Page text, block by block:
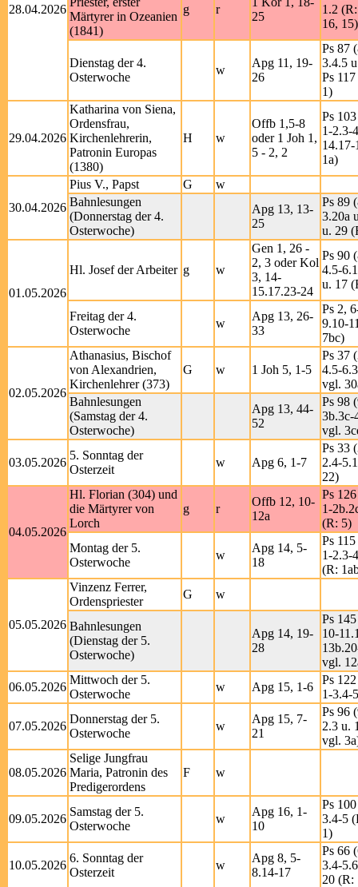
28.04.2026
Märtyrer in Ozeanien
(1841)
g r
25
1.2
16, 15)
Dienstag der 4.
Osterwoche
w
Apg 11, 19-
26
Ps 87
3.4.5
Ps
1)
29.04.2026
Katharina von Siena,
Ordensfrau,
Kirchenlehrerin,
Patronin Europas
(1380)
H w
Offb 1,5-8
oder 1 Joh 1,
5 - 2, 2
Ps
1-2.3-
14.17-
1a)
30.04.2026
Pius V., Papst G
w
Bahnlesungen
(Donnerstag der 4.
Osterwoche)
Apg 13, 13-
25
Ps 89
3.20a
u. 29
01.05.2026
Hl. Josef der Arbeiter g w
Gen 1, 26 -
2, 3 oder Kol
3, 14-
15.17.23-24
Ps 90
4.5-
u. 17
Freitag der 4.
Osterwoche
w
Apg 13, 26-
33
Ps 2,
9.10-
7bc)
02.05.2026
Athanasius, Bischof
von Alexandrien,
Kirchenlehrer (373)
G w 1 Joh 5, 1-5
Ps 37
4.5-
vgl.
Bahnlesungen
(Samstag der 4.
Osterwoche)
Apg 13, 44-
52
Ps 98
3b.3c-
vgl.
03.05.2026
5. Sonntag der
Osterzeit
w Apg 6, 1-7
Ps 33
2.4-
22)
04.05.2026
Hl. Florian (304) und
die Märtyrer von
Lorch
g r
Offb 12, 10-
12a
Ps
1-
(R: 5)
Montag der 5.
Osterwoche
w
Apg 14, 5-
18
Ps
1-2.3-
(R:
05.05.2026
Vinzenz Ferrer,
Ordenspriester
G w
Bahnlesungen
(Dienstag der 5.
Osterwoche)
Apg 14, 19-
28
Ps
10-
vgl.
06.05.2026
Mittwoch der 5.
Osterwoche
w Apg 15, 1-6
Ps
1-3.4-
07.05.2026
Donnerstag der 5.
Osterwoche
w
Apg 15, 7-
21
Ps 96
2.3 u.
vgl.
08.05.2026
Selige Jungfrau
Maria, Patronin des
Predigerordens
F w
09.05.2026
Samstag der 5.
Osterwoche
w
Apg 16, 1-
10
Ps
3.4-5
1)
10.05.2026
6. Sonntag der
Osterzeit
w
Apg 8, 5-
8.14-17
Ps 66
3.4-
20 (R: